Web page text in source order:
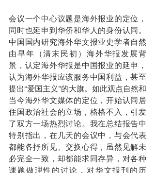
会议一个中心议题是海外报业的定位，
同时也延申到华侨和华人的身份认同。
中国国内研究海外华文报业史学者自然
由早年（清末民初）海外华报发展背
景，认定海外华报是中国报业的延申，
认为海外华报应该服务中国利益，甚至
提出“爱国主义”的大旗。如此观点自然和
当今海外华文媒体的定位，开始认同居
住国政治社会的立场，格格不入，引发
了双方一场热烈讨论。我在总结报告中
特别指出，在几天的会议中，与会代表
都能各抒所见、交换心得，虽然见解未
必完全一致，却都能求同存异，对各种
课题做理性的讨论，对华文报刊的历